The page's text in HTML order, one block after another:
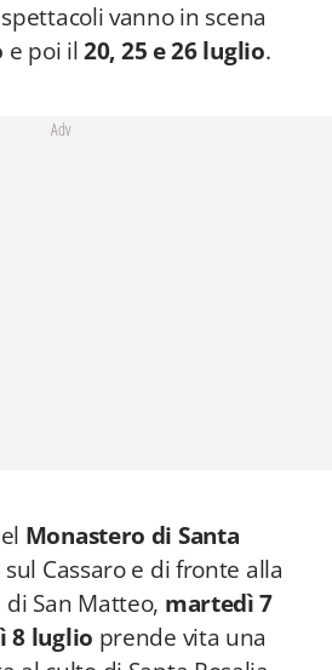
vanno in scena
e poi il20, 25 e 26 luglio.
Adv
Monastero di Santa
Cassaro e di fronte alla
di San Matteo, martedì 7
8 luglio prende vita una